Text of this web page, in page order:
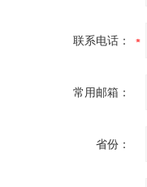
联系电话：
常用邮箱：
省份：